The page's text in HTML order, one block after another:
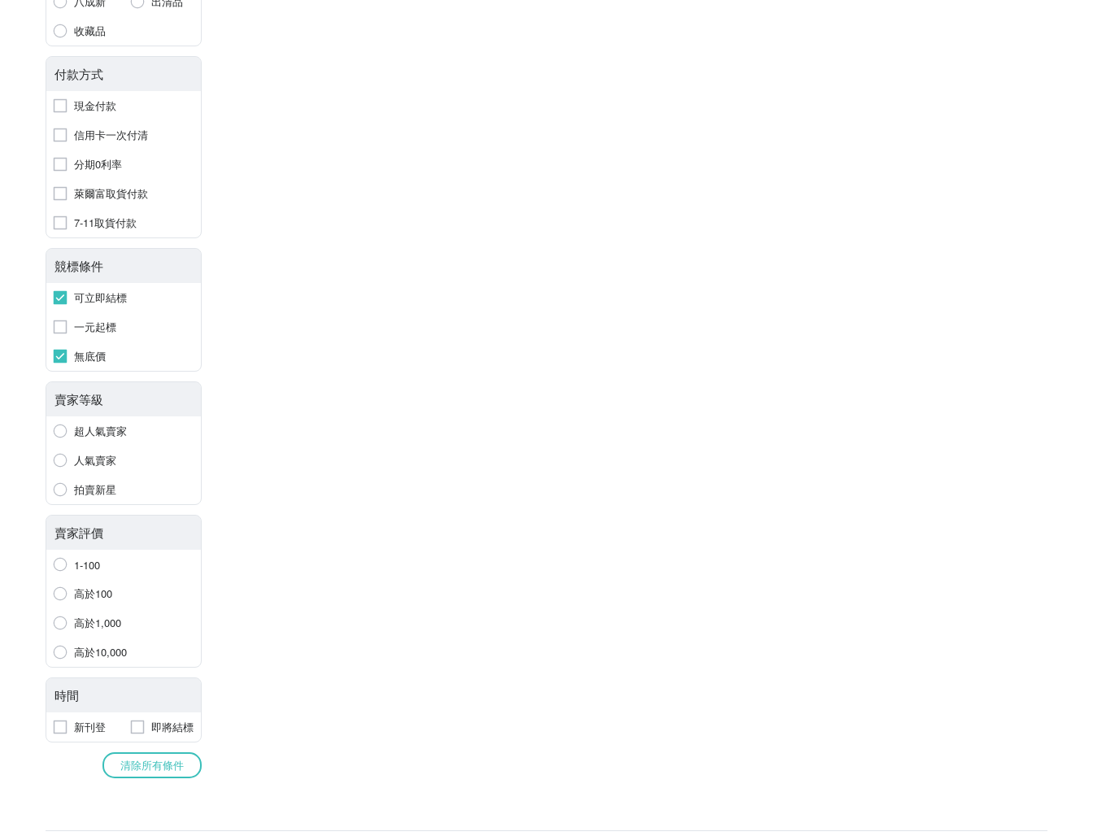
收藏品
付款方式
現金付款
信用卡一次付清
分期0利率
萊爾富取貨付款
7-11取貨付款
競標條件
可立即結標
一元起標
無底價
賣家等級
超人氣賣家
人氣賣家
拍賣新星
賣家評價
1-100
高於100
高於1,000
高於10,000
時間
新刊登 即將結標
清除所有條件